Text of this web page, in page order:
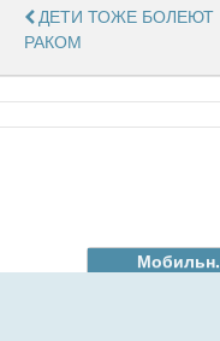
ДЕТИ ТОЖЕ БОЛЕЮТ
РАКОМ
Мобильн.